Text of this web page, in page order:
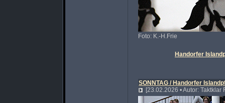
Foto: K.-H.Frie
Handorfer
SONNTAG / Handorfer
[23.02.2026 • Autor: Taktklar